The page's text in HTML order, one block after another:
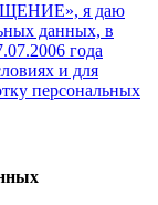
я даю
данных, в
года
и для
персональных